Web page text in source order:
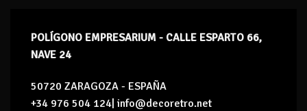
POLÍGONO EMPRESARIUM - CALLE ESPARTO 66,
NAVE 24
50720 ZARAGOZA - ESPAÑA
+34 976 504 124| info@decoretro.net